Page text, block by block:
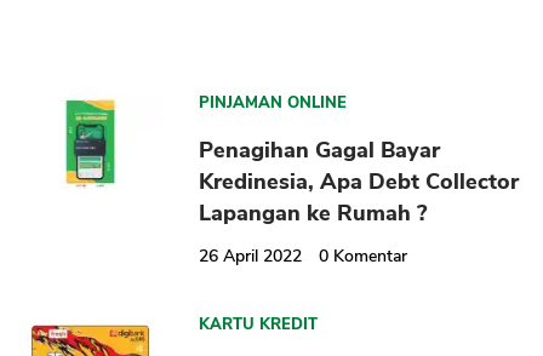
PINJAMAN ONLINE
Penagihan Gagal Bayar
Kredinesia, Apa Debt Collector
Lapangan ke Rumah ?
26 April 2022 0 Komentar
KARTU KREDIT